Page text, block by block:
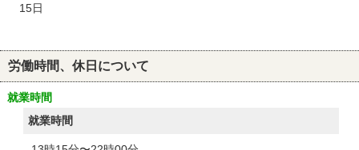
15日
労働時間、休日について
就業時間
就業時間